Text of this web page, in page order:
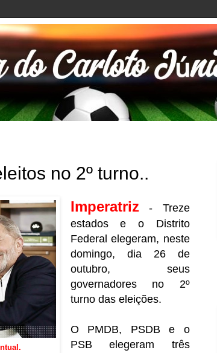
no 2º turno..
Imperatriz- Treze
estados e o Distrito
Federal elegeram, neste
domingo, dia 26 de
outubro, seus
governadores no 2º
turno das eleições.
O PMDB, PSDB e o
PSB elegeram três